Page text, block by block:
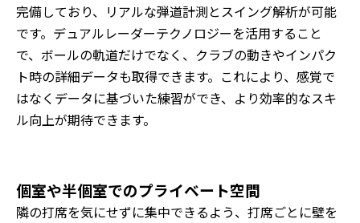
完備しており、リアルな弾道計測とスイング解析が可能
です。デュアルレーダーテクノロジーを活用すること
で、ボールの軌道だけでなく、クラブの動きやインパク
ト時の詳細データも取得できます。これにより、感覚で
はなくデータに基づいた練習ができ、より効率的なスキ
ル向上が期待できます。
個室や半個室でのプライベート空間
隣の打席を気にせずに集中できるよう、打席ごとに壁を